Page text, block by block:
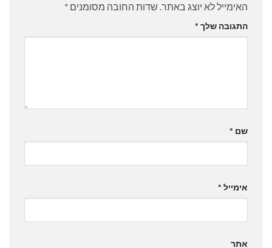
האימייל לא יוצג באתר. שדות החובה מסומנים *
התגובה שלך *
שם *
אימייל *
אתר